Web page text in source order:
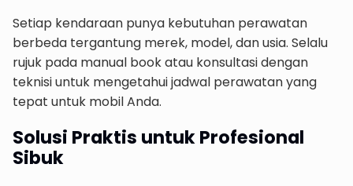
Setiap kendaraan punya kebutuhan perawatan
berbeda tergantung merek, model, dan usia. Selalu
rujuk pada manual book atau konsultasi dengan
teknisi untuk mengetahui jadwal perawatan yang
tepat untuk mobil Anda.
Solusi Praktis untuk Profesional
Sibuk